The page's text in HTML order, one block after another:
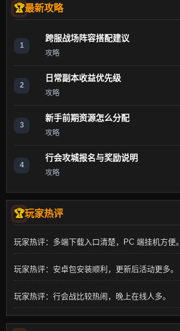
最新攻略
1
跨服战场阵容搭配建议
攻略
2
日常副本收益优先级
攻略
3
新手前期资源怎么分配
攻略
4
行会攻城报名与奖励说明
攻略
玩家热评
玩家热评：多端下载入口清楚，PC 端挂机方便。
玩家热评：安卓包安装顺利，更新后活动更多。
玩家热评：行会战比较热闹，晚上在线人多。